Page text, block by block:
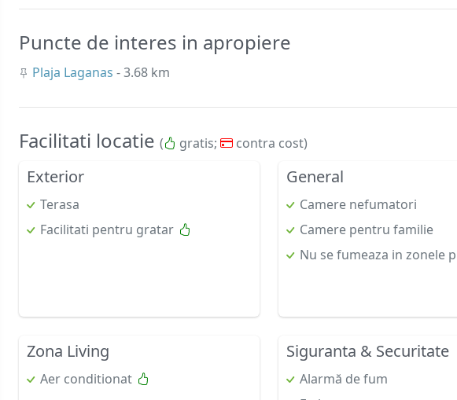
Puncte de interes in apropiere
Plaja Laganas - 3.68 km
Facilitati locatie ( gratis; contra cost)
Exterior
Terasa
Facilitati pentru gratar
General
Camere nefumatori
Camere pentru familie
Nu se fumeaza in zonele
Zona Living
Aer conditionat
Siguranta & Securitate
Alarmă de fum